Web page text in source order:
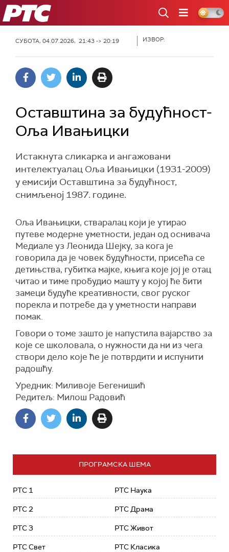
РТС
СУБОТА, 04.07.2026, 21:43 -> 20:19 ИЗВОР:
Оставштина за будућност-
Оља Ивањицки
Истакнута сликарка и ангажовани
интелектуалац Оља Ивањицки (1931-2009)
у емисији Оставштина за будућност,
снимљеној 1987. године.
Оља Ивањицки, стваралац који је утирао
путеве модерне уметности, један од оснивача
Медиале уз Леонида Шејку, за кога је
говорила да је човек будућности, присећа се
детињства, губитка мајке, књига које јој је отац
читао и тиме пробудио машту у којој ће бити
замеци будуће креативности, свог руског
порекла и потребе да у уметности направи
помак.
Говори о томе зашто је напустила вајарство за
које се школовала, о нужности да ни из чега
створи дело које ће је потврдити и испунити
радошћу.
Уредник: Миливоје Бегенишић
Редитељ: Милош Радовић
ПРОГРАМСКА ШЕМА
РТС 1
РТС 2
РТС 3
РТС Свет
РТС Наука
РТС Драма
РТС Живот
РТС Класика